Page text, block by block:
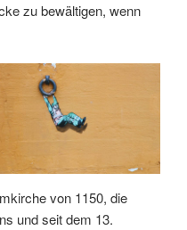
zu bewältigen, wenn
von 1150, die
und seit dem 13.